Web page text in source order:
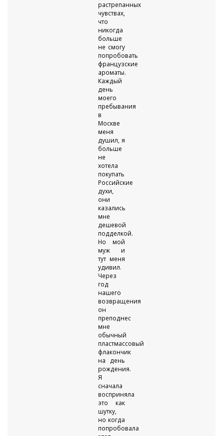
растрепанных
чувствах,
что
никогда
больше
не смогу
попробовать
французские
ароматы.
Каждый
день
моего
пребывания
в
Москве
меня
душил, я
больше
не
хотела
покупать
Российские
духи,
они
казались
мне
дешевой
подделкой.
Но мой
муж и
тут меня
удивил.
Через
год
нашего
возвращения
он
преподнес
мне
обычный
пластмассовый
флакончик
на день
рождения.
Я
сначала
восприняла
это как
шутку,
но когда
попробовала